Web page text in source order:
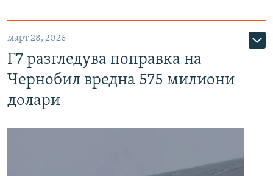
март 28, 2026
Г7 разгледува поправка на
Чернобил вредна 575 милиони
долари